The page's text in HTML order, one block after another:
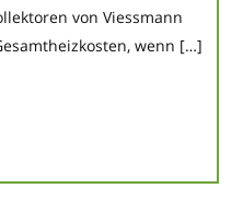
von Viessmann
wenn […]